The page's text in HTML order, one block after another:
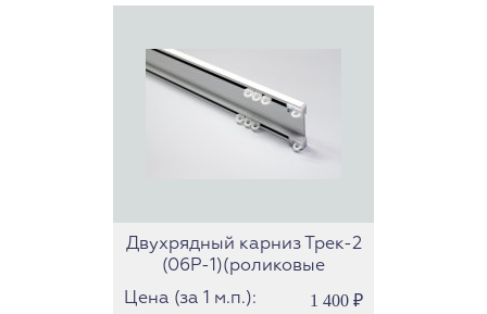
Двухрядный карниз Трек-2
(06Р-1)(роликовые
бегунки)
Цена (за 1 м.п.): 1 400 ₽